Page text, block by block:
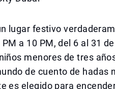
lugar festivo
a 10 PM, del 6 al 31
menores de tres
de cuento de hadas
es elegido para